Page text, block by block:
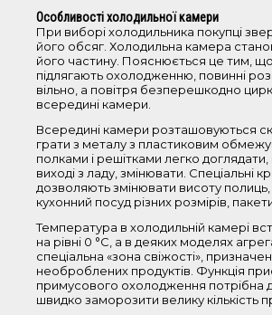
А+
А++
Лінія
Practical
Cold freshness
Сбросить фильтр
Морозильні
Особливості холодильної камери
При виборі холодильника покупці
його обсяг. Холодильна камера
його частину. Пояснюється це тим, що
підлягають охолодженню, повинні
вільно, а повітря безперешкодно
всередині камери.
Всередині камери розташовуються
грати з металу з пластиковим
полками і решітками легко доглядати,
виході з ладу, змінювати. Спеціальні
дозволяють змінювати висоту
кухонний посуд різних розмірів, пакети
Температура в холодильній камері
на рівні 0 °С, а в деяких моделях
спеціальна «зона свіжості»,
необроблених продуктів. Функція
примусового охолодження потрібна
швидко заморозити велику кількість